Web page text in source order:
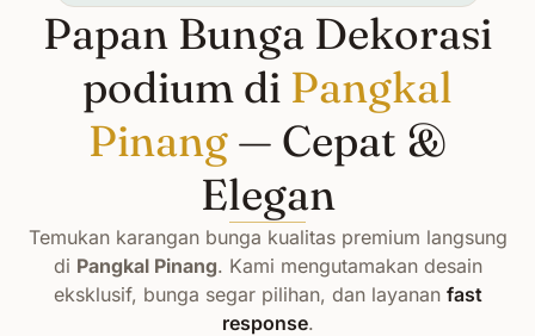
Papan Bunga Dekorasi
podium di Pangkal
Pinang — Cepat &
Elegan
Temukan karangan bunga kualitas premium langsung
di Pangkal Pinang. Kami mengutamakan desain
eksklusif, bunga segar pilihan, dan layanan fast
response.